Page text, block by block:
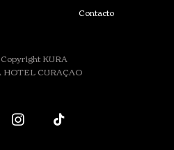
Contacto
KURA
HOTEL CURAÇAO